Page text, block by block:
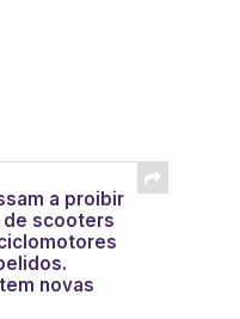
a proibir
de scooters
novas